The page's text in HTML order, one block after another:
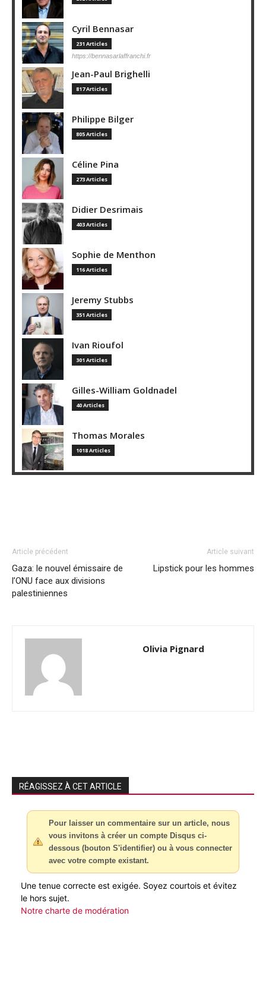
Cyril Bennasar
231 Articles
https://bennasarlaffranchi.fr
Jean-Paul Brighelli
817 Articles
Philippe Bilger
805 Articles
Céline Pina
273 Articles
Didier Desrimais
403 Articles
Sophie de Menthon
116 Articles
Jeremy Stubbs
351 Articles
Ivan Rioufol
301 Articles
Gilles-William Goldnadel
40 Articles
Thomas Morales
1018 Articles
Article précédent
Gaza: le nouvel émissaire de
l’ONU face aux divisions
palestiniennes
Article suivant
Lipstick pour les hommes
Olivia Pignard
RÉAGISSEZ À CET ARTICLE
Pour laisser un commentaire sur un article, nous
vous invitons à créer un compte Disqus ci-
dessous (bouton S'identifier) ou à vous connecter
avec votre compte existant.
Une tenue correcte est exigée. Soyez courtois et évitez
le hors sujet.
Notre charte de modération